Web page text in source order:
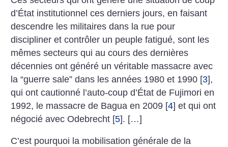
d’État institutionnel ces derniers jours, en faisant
descendre les militaires dans la rue pour
discipliner et contrôler un peuple fatigué, sont les
mêmes secteurs qui au cours des dernières
décennies ont généré un véritable massacre avec
la “guerre sale” dans les années 1980 et 1990 [3],
qui ont cautionné l’auto-coup d’État de Fujimori en
1992, le massacre de Bagua en 2009 [4] et qui ont
négocié avec Odebrecht [5]. […]
C’est pourquoi la mobilisation générale de la